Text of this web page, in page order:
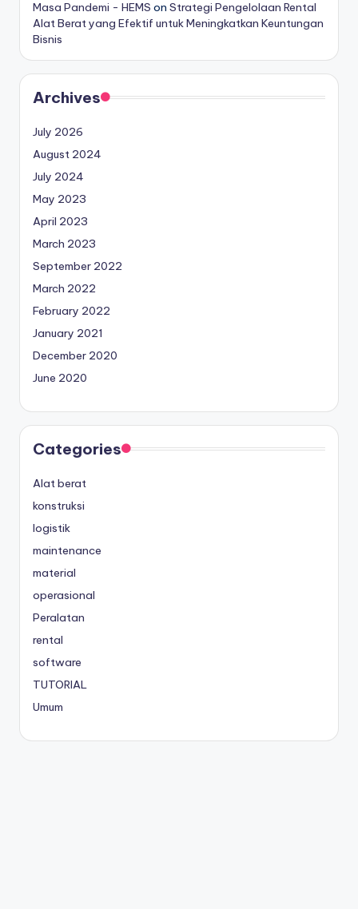
Masa Pandemi - HEMS on Strategi Pengelolaan Rental
Alat Berat yang Efektif untuk Meningkatkan Keuntungan
Bisnis
Archives
July 2026
August 2024
July 2024
May 2023
April 2023
March 2023
September 2022
March 2022
February 2022
January 2021
December 2020
June 2020
Categories
Alat berat
konstruksi
logistik
maintenance
material
operasional
Peralatan
rental
software
TUTORIAL
Umum